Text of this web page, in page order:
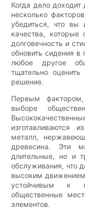
Когда дело
несколько
убедиться, что вы
качества, которые
долговечность и
обновить сидения в
любое другое
тщательно
решение.
Первым
выборе
изготавливаются
металл,
древесина. Эти
длительные, но и
обслуживания, что
высоким
устойчивым к
общественные
элементов.